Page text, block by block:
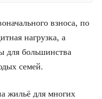
взноса, по
нагрузка, а
для большинства
семей.
жильё для многих